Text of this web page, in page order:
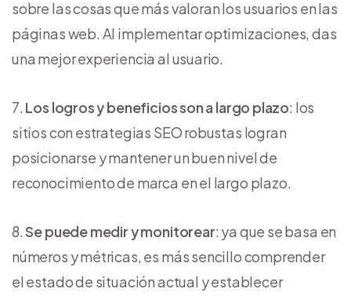
sobre las cosas que más valoran los usuarios en las
páginas web. Al implementar optimizaciones, das
una mejor experiencia al usuario.
Los logros y beneficios son a largo plazo: los
sitios con estrategias SEO robustas logran
posicionarse y mantener un buen nivel de
reconocimiento de marca en el largo plazo.
Se puede medir y monitorear: ya que se basa en
números y métricas, es más sencillo comprender
el estado de situación actual y establecer